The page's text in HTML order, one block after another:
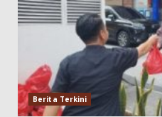
Berita Terkini